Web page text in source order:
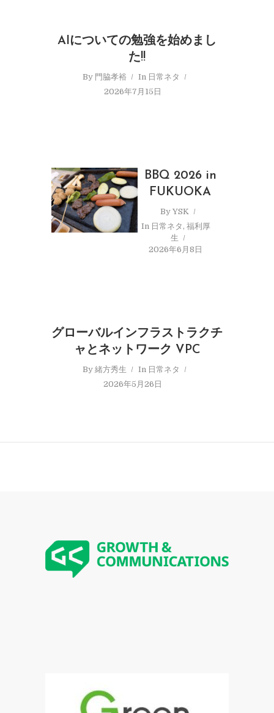
AIについての勉強を始めまし
た!!
By 門脇孝裕 In 日常ネタ
2026年7月15日
BBQ 2026 in
FUKUOKA
By YSK
In 日常ネタ , 福利厚
生
2026年6月8日
グローバルインフラストラクチ
ャとネットワーク VPC
By 緒方秀生 In 日常ネタ
2026年5月26日